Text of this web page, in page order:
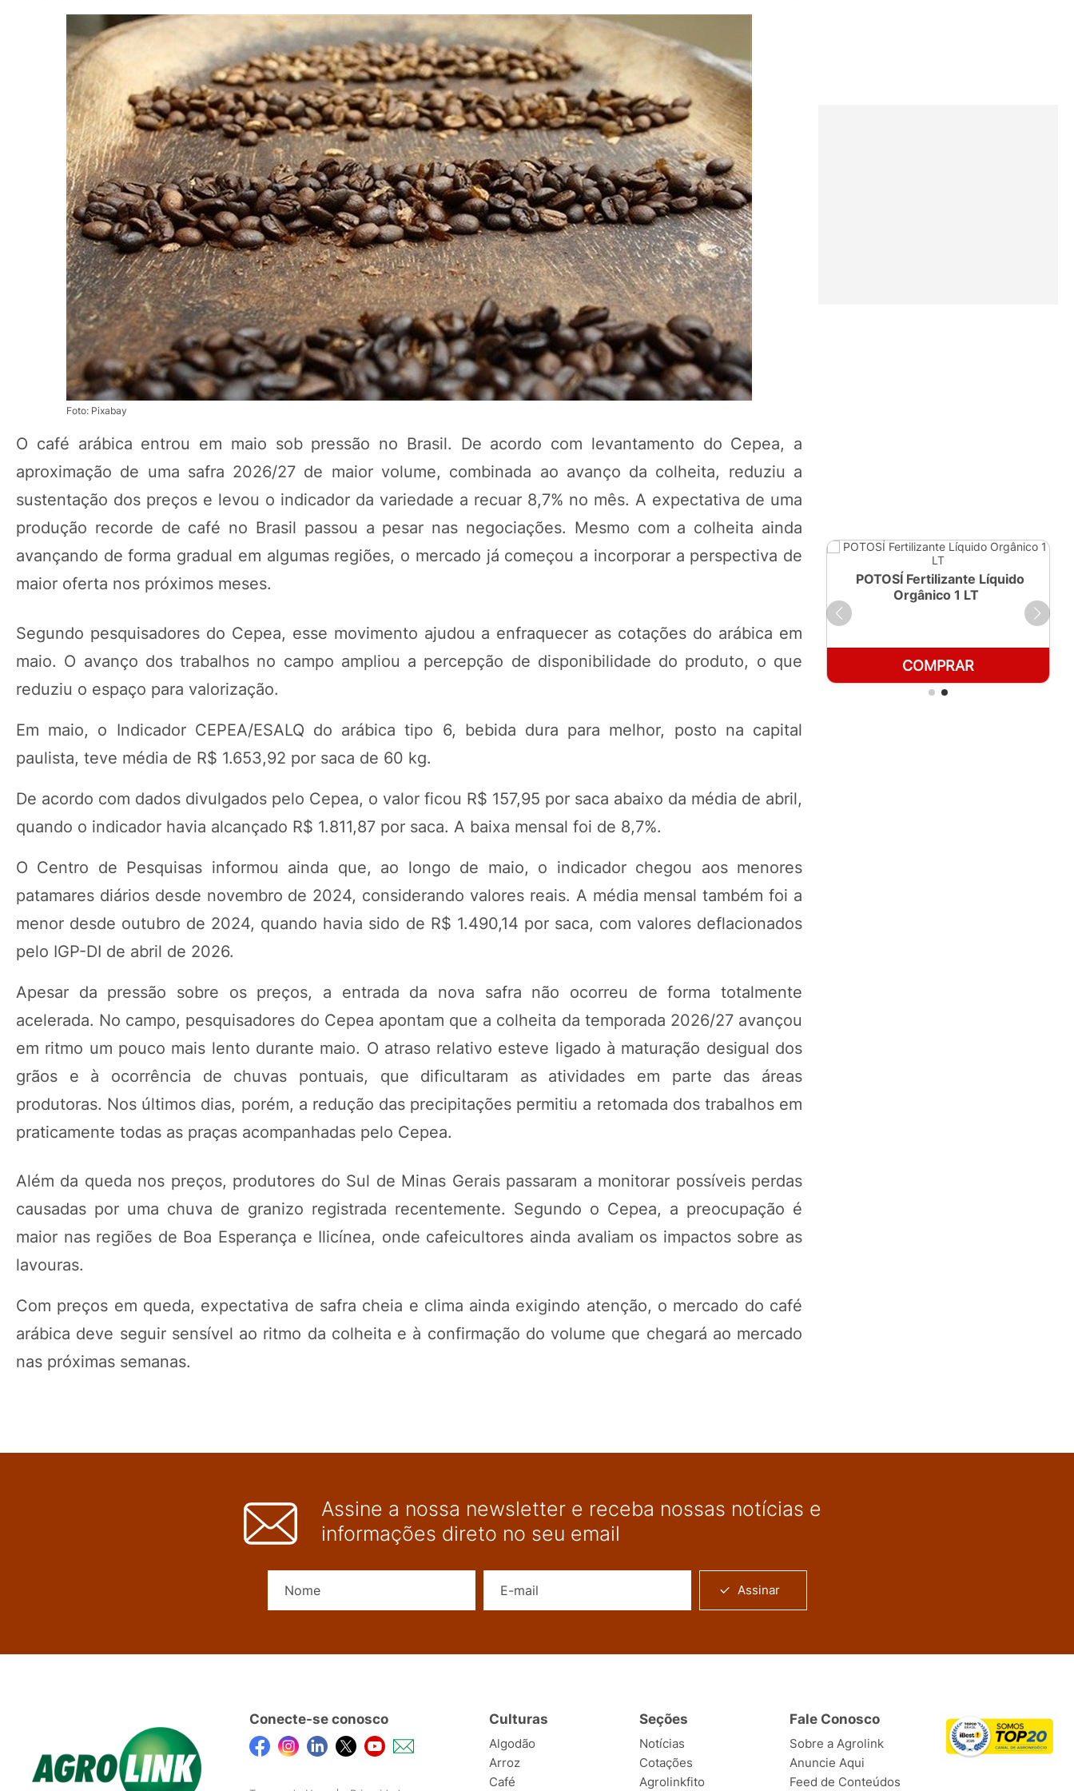
Foto: Pixabay
O café arábica entrou em maio sob pressão no Brasil. De acordo com levantamento do Cepea, a
aproximação de uma safra 2026/27 de maior volume, combinada ao avanço da colheita, reduziu a
sustentação dos preços e levou o indicador da variedade a recuar 8,7% no mês. A expectativa de uma
produção recorde de café no Brasil passou a pesar nas negociações. Mesmo com a colheita ainda
avançando de forma gradual em algumas regiões, o mercado já começou a incorporar a perspectiva de
maior oferta nos próximos meses.
Segundo pesquisadores do Cepea, esse movimento ajudou a enfraquecer as cotações do arábica em
maio. O avanço dos trabalhos no campo ampliou a percepção de disponibilidade do produto, o que
reduziu o espaço para valorização.
Em maio, o Indicador CEPEA/ESALQ do arábica tipo 6, bebida dura para melhor, posto na capital
paulista, teve média de R$ 1.653,92 por saca de 60 kg.
De acordo com dados divulgados pelo Cepea, o valor ficou R$ 157,95 por saca abaixo da média de abril,
quando o indicador havia alcançado R$ 1.811,87 por saca. A baixa mensal foi de 8,7%.
O Centro de Pesquisas informou ainda que, ao longo de maio, o indicador chegou aos menores
patamares diários desde novembro de 2024, considerando valores reais. A média mensal também foi a
menor desde outubro de 2024, quando havia sido de R$ 1.490,14 por saca, com valores deflacionados
pelo IGP-DI de abril de 2026.
Apesar da pressão sobre os preços, a entrada da nova safra não ocorreu de forma totalmente
acelerada. No campo, pesquisadores do Cepea apontam que a colheita da temporada 2026/27 avançou
em ritmo um pouco mais lento durante maio. O atraso relativo esteve ligado à maturação desigual dos
grãos e à ocorrência de chuvas pontuais, que dificultaram as atividades em parte das áreas
produtoras. Nos últimos dias, porém, a redução das precipitações permitiu a retomada dos trabalhos em
praticamente todas as praças acompanhadas pelo Cepea.
Além da queda nos preços, produtores do Sul de Minas Gerais passaram a monitorar possíveis perdas
causadas por uma chuva de granizo registrada recentemente. Segundo o Cepea, a preocupação é
maior nas regiões de Boa Esperança e Ilicínea, onde cafeicultores ainda avaliam os impactos sobre as
lavouras.
Com preços em queda, expectativa de safra cheia e clima ainda exigindo atenção, o mercado do café
arábica deve seguir sensível ao ritmo da colheita e à confirmação do volume que chegará ao mercado
nas próximas semanas.
COMPRAR
POTOSÍ Fertilizante Líquido
Orgânico 1 LT
COMPRAR
Assine a nossa newsletter e receba nossas notícias e
informações direto no seu email
Assinar
Conecte-se conosco Culturas
Algodão
Arroz
Café
Seções
Notícias
Cotações
Agrolinkfito
Fale Conosco
Sobre a Agrolink
Anuncie Aqui
Feed de Conteúdos